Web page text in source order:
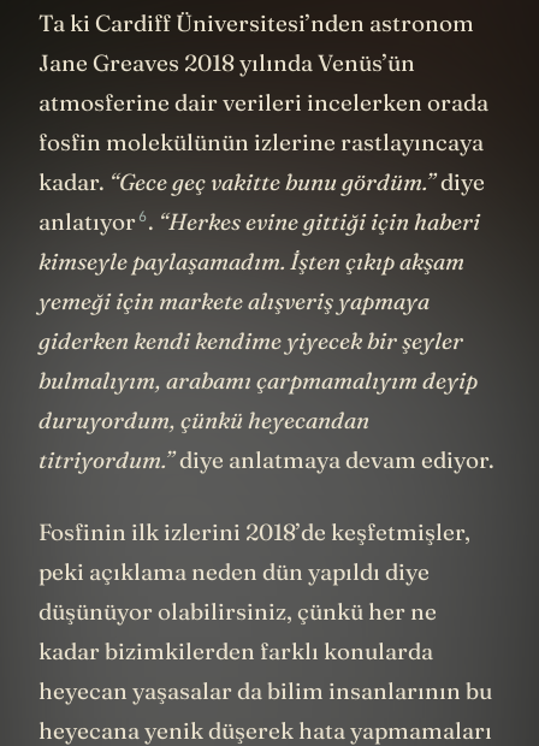
Ta ki Cardiff Üniversitesi’nden astronom
Jane Greaves 2018 yılında Venüs’ün
atmosferine dair verileri incelerken orada
fosfin molekülünün izlerine rastlayıncaya
kadar. “Gece geç vakitte bunu gördüm.”diye
anlatıyor6. “Herkes evine gittiği için haberi
kimseyle paylaşamadım. İşten çıkıp akşam
yemeği için markete alışveriş yapmaya
giderken kendi kendime yiyecek bir şeyler
bulmalıyım, arabamı çarpmamalıyım deyip
duruyordum, çünkü heyecandan
titriyordum.”diye anlatmaya devam ediyor.
Fosfinin ilk izlerini 2018’de keşfetmişler,
peki açıklama neden dün yapıldı diye
düşünüyor olabilirsiniz, çünkü her ne
kadar bizimkilerden farklı konularda
heyecan yaşasalar da bilim insanlarının bu
heyecana yenik düşerek hata yapmamaları